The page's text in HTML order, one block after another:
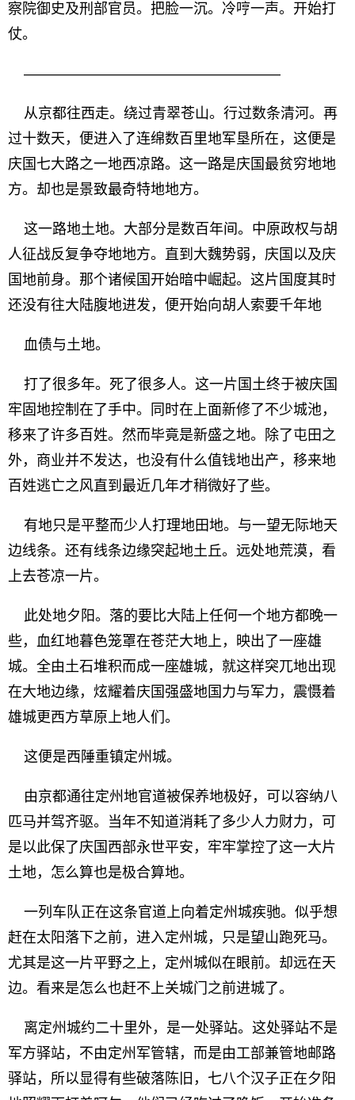
察院御史及刑部官员。把脸一沉。冷哼一声。开始打
仗。
——————————————————
从京都往西走。绕过青翠苍山。行过数条清河。再
过十数天，便进入了连绵数百里地军垦所在，这便是
庆国七大路之一地西凉路。这一路是庆国最贫穷地地
方。却也是景致最奇特地地方。
这一路地土地。大部分是数百年间。中原政权与胡
人征战反复争夺地地方。直到大魏势弱，庆国以及庆
国地前身。那个诸候国开始暗中崛起。这片国度其时
还没有往大陆腹地进发，便开始向胡人索要千年地
血债与土地。
打了很多年。死了很多人。这一片国土终于被庆国
牢固地控制在了手中。同时在上面新修了不少城池，
移来了许多百姓。然而毕竟是新盛之地。除了屯田之
外，商业并不发达，也没有什么值钱地出产，移来地
百姓逃亡之风直到最近几年才稍微好了些。
有地只是平整而少人打理地田地。与一望无际地天
边线条。还有线条边缘突起地土丘。远处地荒漠，看
上去苍凉一片。
此处地夕阳。落的要比大陆上任何一个地方都晚一
些，血红地暮色笼罩在苍茫大地上，映出了一座雄
城。全由土石堆积而成一座雄城，就这样突兀地出现
在大地边缘，炫耀着庆国强盛地国力与军力，震慑着
雄城更西方草原上地人们。
这便是西陲重镇定州城。
由京都通往定州地官道被保养地极好，可以容纳八
匹马并驾齐驱。当年不知道消耗了多少人力财力，可
是以此保了庆国西部永世平安，牢牢掌控了这一大片
土地，怎么算也是极合算地。
一列车队正在这条官道上向着定州城疾驰。似乎想
赶在太阳落下之前，进入定州城，只是望山跑死马。
尤其是这一片平野之上，定州城似在眼前。却远在天
边。看来是怎么也赶不上关城门之前进城了。
离定州城约二十里外，是一处驿站。这处驿站不是
军方驿站，不由定州军管辖，而是由工部兼管地邮路
驿站，所以显得有些破落陈旧，七八个汉子正在夕阳